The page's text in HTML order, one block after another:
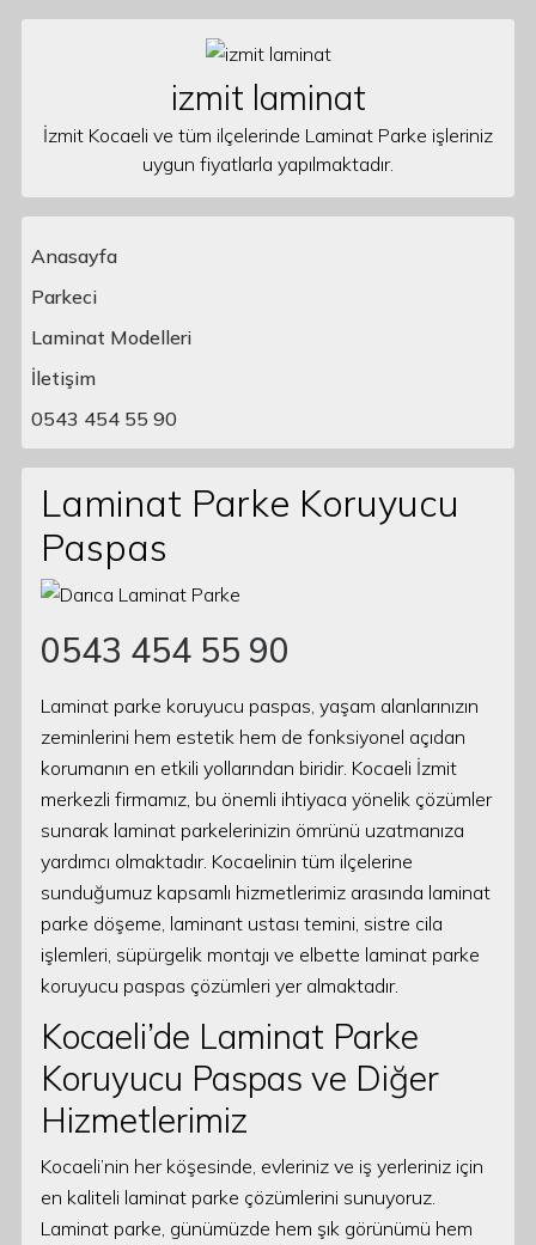
izmit laminat
İzmit Kocaeli ve tüm ilçelerinde Laminat Parke işleriniz
uygun fiyatlarla yapılmaktadır.
Main Navigation
Anasayfa
Parkeci
Laminat Modelleri
İletişim
0543 454 55 90
Laminat Parke Koruyucu
Paspas
0543 454 55 90
Laminat parke koruyucu paspas, yaşam alanlarınızın
zeminlerini hem estetik hem de fonksiyonel açıdan
korumanın en etkili yollarından biridir. Kocaeli İzmit
merkezli firmamız, bu önemli ihtiyaca yönelik çözümler
sunarak laminat parkelerinizin ömrünü uzatmanıza
yardımcı olmaktadır. Kocaelinin tüm ilçelerine
sunduğumuz kapsamlı hizmetlerimiz arasında laminat
parke döşeme, laminant ustası temini, sistre cila
işlemleri, süpürgelik montajı ve elbette laminat parke
koruyucu paspas çözümleri yer almaktadır.
Kocaeli’de Laminat Parke
Koruyucu Paspas ve Diğer
Hizmetlerimiz
Kocaeli’nin her köşesinde, evleriniz ve iş yerleriniz için
en kaliteli laminat parke çözümlerini sunuyoruz.
Laminat parke, günümüzde hem şık görünümü hem